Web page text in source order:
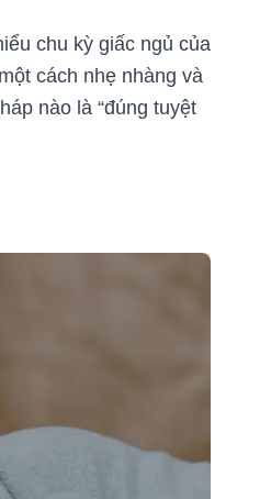
chu kỳ giấc ngủ của
cách nhẹ nhàng và
nào là “đúng tuyệt